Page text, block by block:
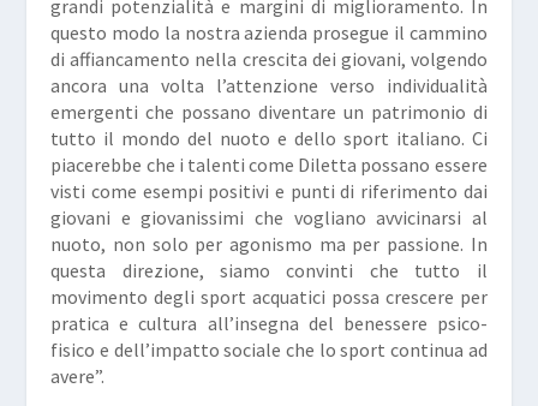
grandi potenzialità e margini di miglioramento. In
questo modo la nostra azienda prosegue il cammino
di affiancamento nella crescita dei giovani, volgendo
ancora una volta l’attenzione verso individualità
emergenti che possano diventare un patrimonio di
tutto il mondo del nuoto e dello sport italiano. Ci
piacerebbe che i talenti come Diletta possano essere
visti come esempi positivi e punti di riferimento dai
giovani e giovanissimi che vogliano avvicinarsi al
nuoto, non solo per agonismo ma per passione. In
questa direzione, siamo convinti che tutto il
movimento degli sport acquatici possa crescere per
pratica e cultura all’insegna del benessere psico-
fisico e dell’impatto sociale che lo sport continua ad
avere”.